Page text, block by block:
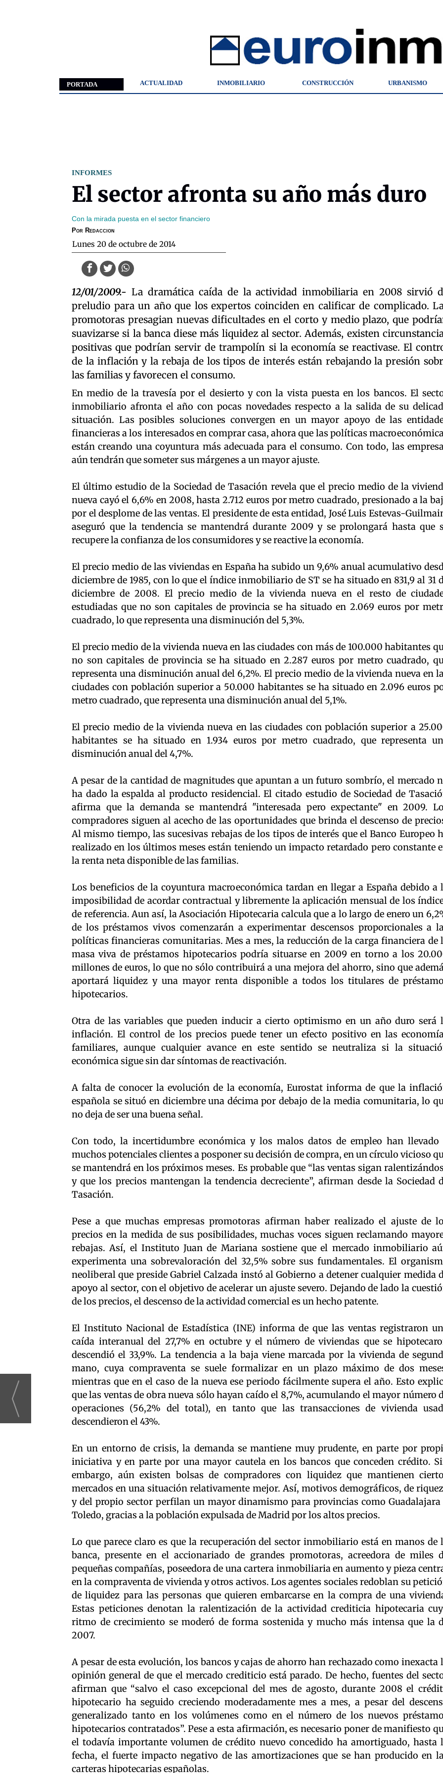
PORTADA ACTUALIDAD INMOBILIARIO CONSTRUCCIÓN URBANISMO
INFORMES
El sector afronta su año más duro
Con la mirada puesta en el sector financiero
Por Redaccion
lunes 20 de octubre de 2014
12/01/2009.- La dramática caída de la actividad inmobiliaria en 2008 sirvió
preludio para un año que los expertos coinciden en calificar de complicado.
promotoras presagian nuevas dificultades en el corto y medio plazo, que
suavizarse si la banca diese más liquidez al sector. Además, existen
positivas que podrían servir de trampolín si la economía se reactivase. El
de la inflación y la rebaja de los tipos de interés están rebajando la presión
las familias y favorecen el consumo.
En medio de la travesía por el desierto y con la vista puesta en los bancos. El
inmobiliario afronta el año con pocas novedades respecto a la salida de su
situación. Las posibles soluciones convergen en un mayor apoyo de las
financieras a los interesados en comprar casa, ahora que las políticas
están creando una coyuntura más adecuada para el consumo. Con todo, las
aún tendrán que someter sus márgenes a un mayor ajuste.
El último estudio de la Sociedad de Tasación revela que el precio medio de la
nueva cayó el 6,6% en 2008, hasta 2.712 euros por metro cuadrado, presionado a la
por el desplome de las ventas. El presidente de esta entidad, José Luis Estevas-
aseguró que la tendencia se mantendrá durante 2009 y se prolongará hasta que
recupere la confianza de los consumidores y se reactive la economía.
El precio medio de las viviendas en España ha subido un 9,6% anual acumulativo
diciembre de 1985, con lo que el índice inmobiliario de ST se ha situado en 831,9 al 31
diciembre de 2008. El precio medio de la vivienda nueva en el resto de
estudiadas que no son capitales de provincia se ha situado en 2.069 euros por
cuadrado, lo que representa una disminución del 5,3%.
El precio medio de la vivienda nueva en las ciudades con más de 100.000 habitantes
no son capitales de provincia se ha situado en 2.287 euros por metro cuadrado,
representa una disminución anual del 6,2%. El precio medio de la vivienda nueva en
ciudades con población superior a 50.000 habitantes se ha situado en 2.096 euros
metro cuadrado, que representa una disminución anual del 5,1%.
El precio medio de la vivienda nueva en las ciudades con población superior a
habitantes se ha situado en 1.934 euros por metro cuadrado, que representa
disminución anual del 4,7%.
A pesar de la cantidad de magnitudes que apuntan a un futuro sombrío, el mercado
ha dado la espalda al producto residencial. El citado estudio de Sociedad de
afirma que la demanda se mantendrá "interesada pero expectante" en 2009.
compradores siguen al acecho de las oportunidades que brinda el descenso de
Al mismo tiempo, las sucesivas rebajas de los tipos de interés que el Banco Europeo
realizado en los últimos meses están teniendo un impacto retardado pero constante
la renta neta disponible de las familias.
Los beneficios de la coyuntura macroeconómica tardan en llegar a España debido a
imposibilidad de acordar contractual y libremente la aplicación mensual de los
de referencia. Aun así, la Asociación Hipotecaria calcula que a lo largo de enero un
de los préstamos vivos comenzarán a experimentar descensos proporcionales a
políticas financieras comunitarias. Mes a mes, la reducción de la carga financiera de
masa viva de préstamos hipotecarios podría situarse en 2009 en torno a los
millones de euros, lo que no sólo contribuirá a una mejora del ahorro, sino que
aportará liquidez y una mayor renta disponible a todos los titulares de
hipotecarios.
Otra de las variables que pueden inducir a cierto optimismo en un año duro será
inflación. El control de los precios puede tener un efecto positivo en las
familiares, aunque cualquier avance en este sentido se neutraliza si la
económica sigue sin dar síntomas de reactivación.
A falta de conocer la evolución de la economía, Eurostat informa de que la
española se situó en diciembre una décima por debajo de la media comunitaria, lo
no deja de ser una buena señal.
Con todo, la incertidumbre económica y los malos datos de empleo han llevado
muchos potenciales clientes a posponer su decisión de compra, en un círculo vicioso
se mantendrá en los próximos meses. Es probable que “las ventas sigan
y que los precios mantengan la tendencia decreciente”, afirman desde la Sociedad
Tasación.
Pese a que muchas empresas promotoras afirman haber realizado el ajuste de
precios en la medida de sus posibilidades, muchas voces siguen reclamando
rebajas. Así, el Instituto Juan de Mariana sostiene que el mercado inmobiliario
experimenta una sobrevaloración del 32,5% sobre sus fundamentales. El
neoliberal que preside Gabriel Calzada instó al Gobierno a detener cualquier medida
apoyo al sector, con el objetivo de acelerar un ajuste severo. Dejando de lado la
de los precios, el descenso de la actividad comercial es un hecho patente.
El Instituto Nacional de Estadística (INE) informa de que las ventas registraron
caída interanual del 27,7% en octubre y el número de viviendas que se
descendió el 33,9%. La tendencia a la baja viene marcada por la vivienda de
mano, cuya compraventa se suele formalizar en un plazo máximo de dos
mientras que en el caso de la nueva ese periodo fácilmente supera el año. Esto
que las ventas de obra nueva sólo hayan caído el 8,7%, acumulando el mayor número
operaciones (56,2% del total), en tanto que las transacciones de vivienda
descendieron el 43%.
En un entorno de crisis, la demanda se mantiene muy prudente, en parte por
iniciativa y en parte por una mayor cautela en los bancos que conceden crédito.
embargo, aún existen bolsas de compradores con liquidez que mantienen
mercados en una situación relativamente mejor. Así, motivos demográficos, de
y del propio sector perfilan un mayor dinamismo para provincias como Guadalajara
Toledo, gracias a la población expulsada de Madrid por los altos precios.
Lo que parece claro es que la recuperación del sector inmobiliario está en manos de
banca, presente en el accionariado de grandes promotoras, acreedora de miles
pequeñas compañías, poseedora de una cartera inmobiliaria en aumento y pieza
en la compraventa de vivienda y otros activos. Los agentes sociales redoblan su
de liquidez para las personas que quieren embarcarse en la compra de una
Estas peticiones denotan la ralentización de la actividad crediticia hipotecaria
ritmo de crecimiento se moderó de forma sostenida y mucho más intensa que la
2007.
A pesar de esta evolución, los bancos y cajas de ahorro han rechazado como inexacta
opinión general de que el mercado crediticio está parado. De hecho, fuentes del
afirman que “salvo el caso excepcional del mes de agosto, durante 2008 el
hipotecario ha seguido creciendo moderadamente mes a mes, a pesar del
generalizado tanto en los volúmenes como en el número de los nuevos
hipotecarios contratados”. Pese a esta afirmación, es necesario poner de manifiesto
el todavía importante volumen de crédito nuevo concedido ha amortiguado, hasta
fecha, el fuerte impacto negativo de las amortizaciones que se han producido en
carteras hipotecarias españolas.